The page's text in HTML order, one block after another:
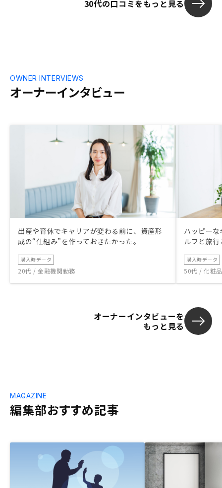
30代の口コミをもっと見る
オーナーインタビュー
OWNER INTERVIEWS
出産や育休でキャリアが変わる前に、資産形
成の“仕組み”を作っておきたかった。
購入時データ
20代 / 金融機関勤務
ハッピー
ルフと旅
購入時データ
50代 / 化粧
オーナーインタビューを
もっと見る
編集部おすすめ記事
MAGAZINE